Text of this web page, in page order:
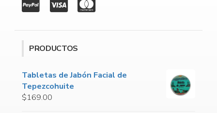
PRODUCTOS
Tabletas de Jabón Facial de
Tepezcohuite
$169.00